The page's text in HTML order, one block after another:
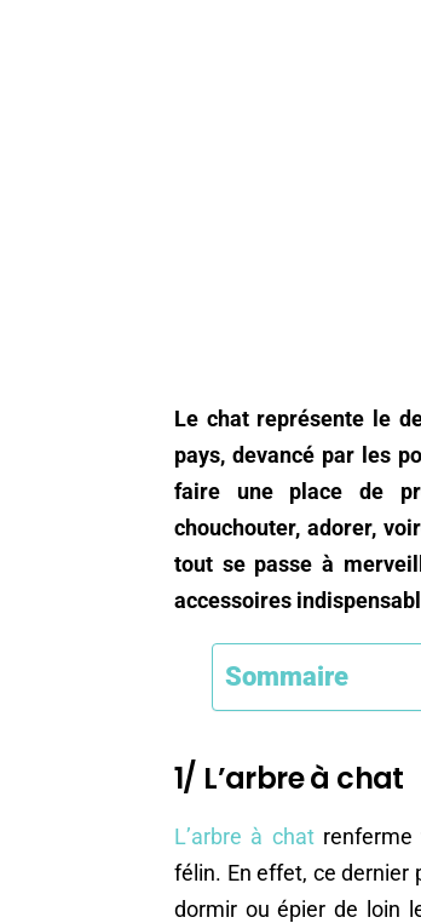
Le chat représente le
pays, devancé par les
faire une place de
chouchouter, adorer,
tout se passe à
accessoires
Sommaire
1/ L’arbre à chat
L’arbre à chatrenferme
félin. En effet, ce dernier
dormir ou épier de loin